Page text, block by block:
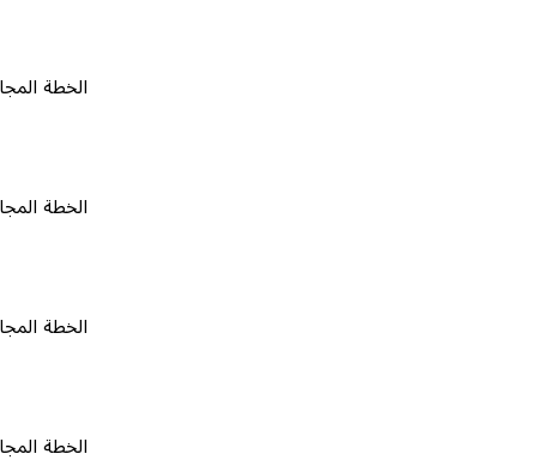
الخطة المجانية ٠
الخطة المجانية ٠
الخطة المجانية ٠
الخطة المجانية ٠